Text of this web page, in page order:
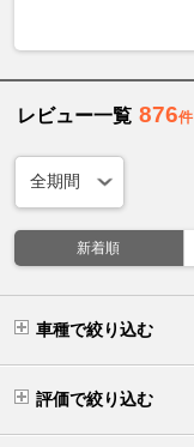
レビュー一覧 876件
新着順
車種で絞り込む
評価で絞り込む